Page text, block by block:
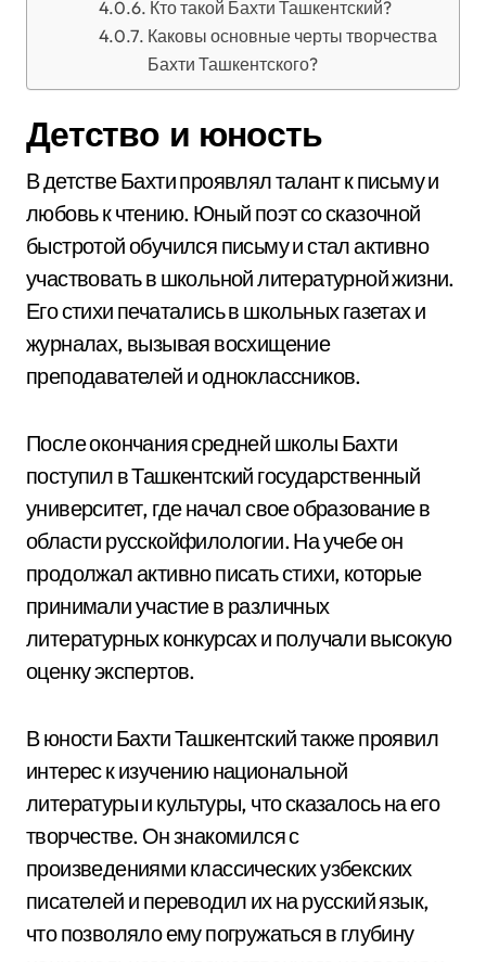
Кто такой Бахти Ташкентский?
Каковы основные черты творчества
Бахти Ташкентского?
Детство и юность
В детстве Бахти проявлял талант к письму и
любовь к чтению. Юный поэт со сказочной
быстротой обучился письму и стал активно
участвовать в школьной литературной жизни.
Его стихи печатались в школьных газетах и
журналах, вызывая восхищение
преподавателей и одноклассников.
После окончания средней школы Бахти
поступил в Ташкентский государственный
университет, где начал свое образование в
области русскойфилологии. На учебе он
продолжал активно писать стихи, которые
принимали участие в различных
литературных конкурсах и получали высокую
оценку экспертов.
В юности Бахти Ташкентский также проявил
интерес к изучению национальной
литературы и культуры, что сказалось на его
творчестве. Он знакомился с
произведениями классических узбекских
писателей и переводил их на русский язык,
что позволяло ему погружаться в глубину